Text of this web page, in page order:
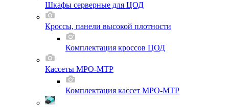
Шкафы серверные для ЦОД
Кроссы, панели высокой плотности
Комплектация кроссов ЦОД
Кассеты MPO-MTP
Комплектация кассет MPO-MTP